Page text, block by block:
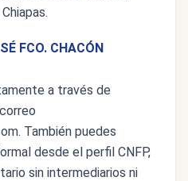
FCO. CHACÓN
a través de
. También puedes
desde el perfil CNFP,
sin intermediarios ni